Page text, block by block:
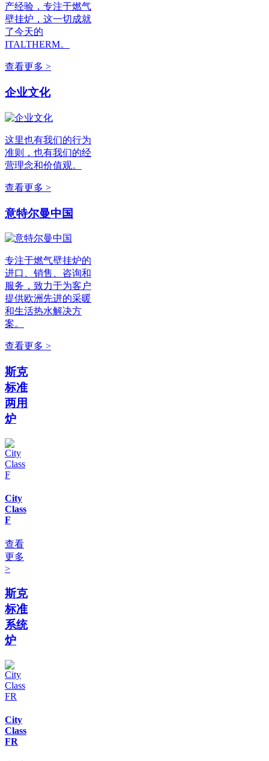
产经验，专注于燃气
壁挂炉，这一切成就
了今天的
ITALTHERM。
查看更多 >
企业文化
这里也有我们的行为
准则，也有我们的经
营理念和价值观。
查看更多 >
意特尔曼中国
专注于燃气壁挂炉的
进口、销售、咨询和
服务，致力于为客户
提供欧洲先进的采暖
和生活热水解决方
案。
查看更多 >
斯克
标准
两用
炉
City
Class
F
查看
更多
>
斯克
标准
系统
炉
City
Class
FR